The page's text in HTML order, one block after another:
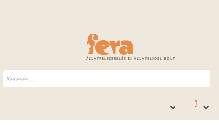
ÁLLATFELSZERELÉS ÉS ÁLLATELEDEL BOLT
0